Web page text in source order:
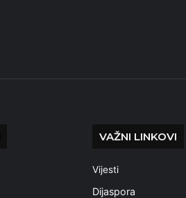
VAŽNI LINKOVI
Vijesti
Dijaspora